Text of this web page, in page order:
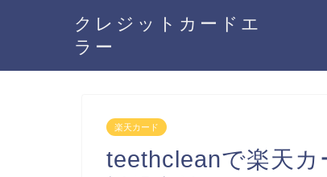
クレジットカードエ
ラー
楽天カード
teethcleanで楽天